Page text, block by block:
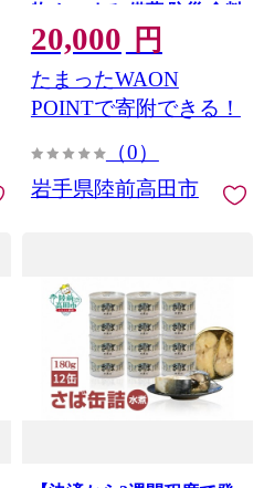
物 おつまみ 備蓄 防災 食料
長期保存 非常食 和尚印 】
RT860-12
20,000 円
たまったWAON
POINTで寄附できる！
（0）
岩手県陸前高田市